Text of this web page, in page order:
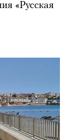
«Русская